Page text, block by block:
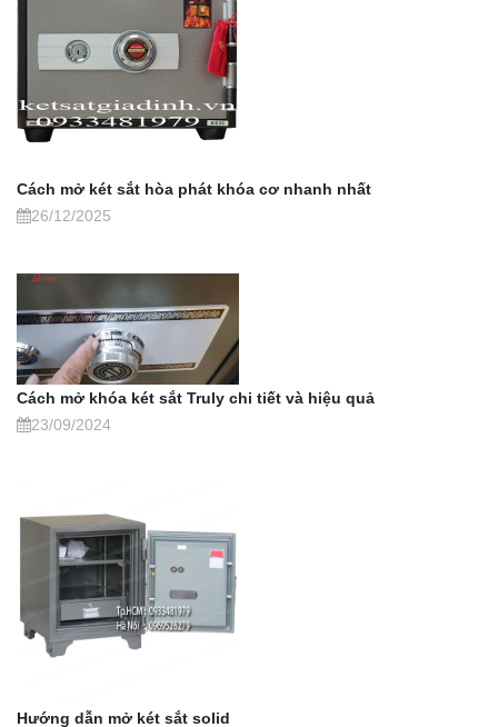
Cách mở két sắt hòa phát khóa cơ nhanh nhất
26/12/2025
Cách mở khóa két sắt Truly chi tiết và hiệu quả
23/09/2024
Hướng dẫn mở két sắt solid